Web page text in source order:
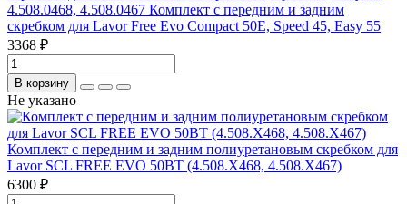
4.508.0468, 4.508.0467 Комплект с передним и задним
скребком для Lavor Free Evo Compact 50E, Speed 45, Easy 55
3368 ₽
В корзину
Не указано
Комплект с передним и задним полиуретановым скребком для
Lavor SCL FREE EVO 50BT (4.508.X468, 4.508.X467)
6300 ₽